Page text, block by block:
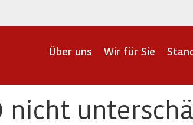
Über uns Wir für Sie
nicht